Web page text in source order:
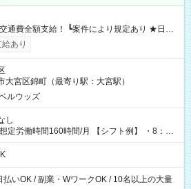
り） ┗働いたその日に現金GET♪ お仕事後はコ
分を引き落とせます！ 【試用期間】試
あり
大宮区錦町（最寄り駅：大宮駅）
ルウッズ
し
間160時間/月 【シフト例】 ・8：00
払いOK / 副業・WワークOK / 10名以上の大量